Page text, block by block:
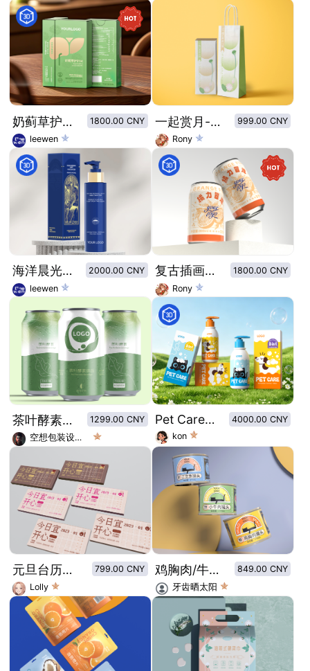
奶蓟草护肝片外盒
1800.00 CNY
leewen
一起赏月-流心月饼
999.00 CNY
Rony
海洋晨光洗手液
2000.00 CNY
leewen
复古插画设计风格橘子汽水
1800.00 CNY
Rony
茶叶酵素轻酵素包装设计/零添加植物饮品包装设计
1299.00 CNY
空想包装设计师
Pet Care-For Cats
4000.00 CNY
kon
元旦台历牛奶巧克力创意包装设计
799.00 CNY
Lolly
鸡胸肉/牛肉/三文鱼猫罐头包装设计
849.00 CNY
牙齿晒太阳